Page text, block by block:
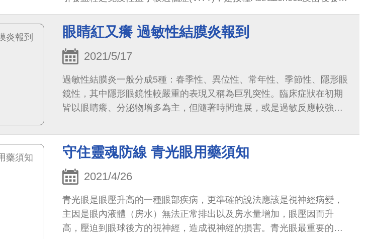
的免疫併發症，一般在注射後5-30天發生症狀，如有施打疫苗後發生
眼睛紅又癢 過敏性結膜炎報到
2021/5/17
過敏性結膜炎一般分成5種：春季性、異位性、常年性、季節性、隱形眼
鏡性，其中隱形眼鏡性較嚴重的表現又稱為巨乳突性。臨床症狀在初期
皆以眼睛癢、分泌物增多為主，但隨著時間進展，或是過敏反應較強，
守住靈魂防線 青光眼用藥須知
2021/4/26
青光眼是眼壓升高的一種眼部疾病，更準確的說法應該是視神經病變，
主因是眼內液體（房水）無法正常排出以及房水量增加，眼壓因而升
高，壓迫到眼球後方的視神經，造成視神經的損害。青光眼最重要的判